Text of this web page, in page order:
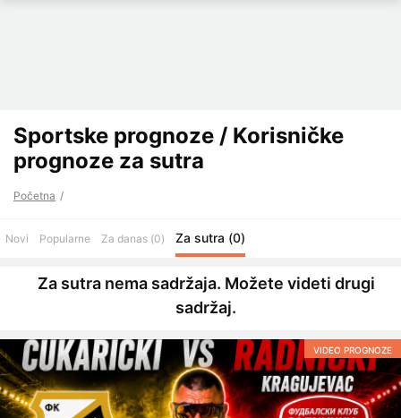
Sportske prognoze / Korisničke
prognoze za sutra
Početna
Novi Popularne Za danas (0) Za sutra (0)
Za sutra nema sadržaja. Možete videti drugi
sadržaj.
VIDEO PROGNOZE